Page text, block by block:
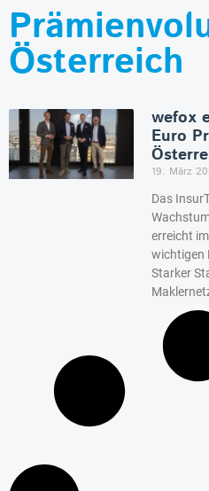
Österreich
wefox
Euro
19. März
Das
erreicht
wichtigen
Starker